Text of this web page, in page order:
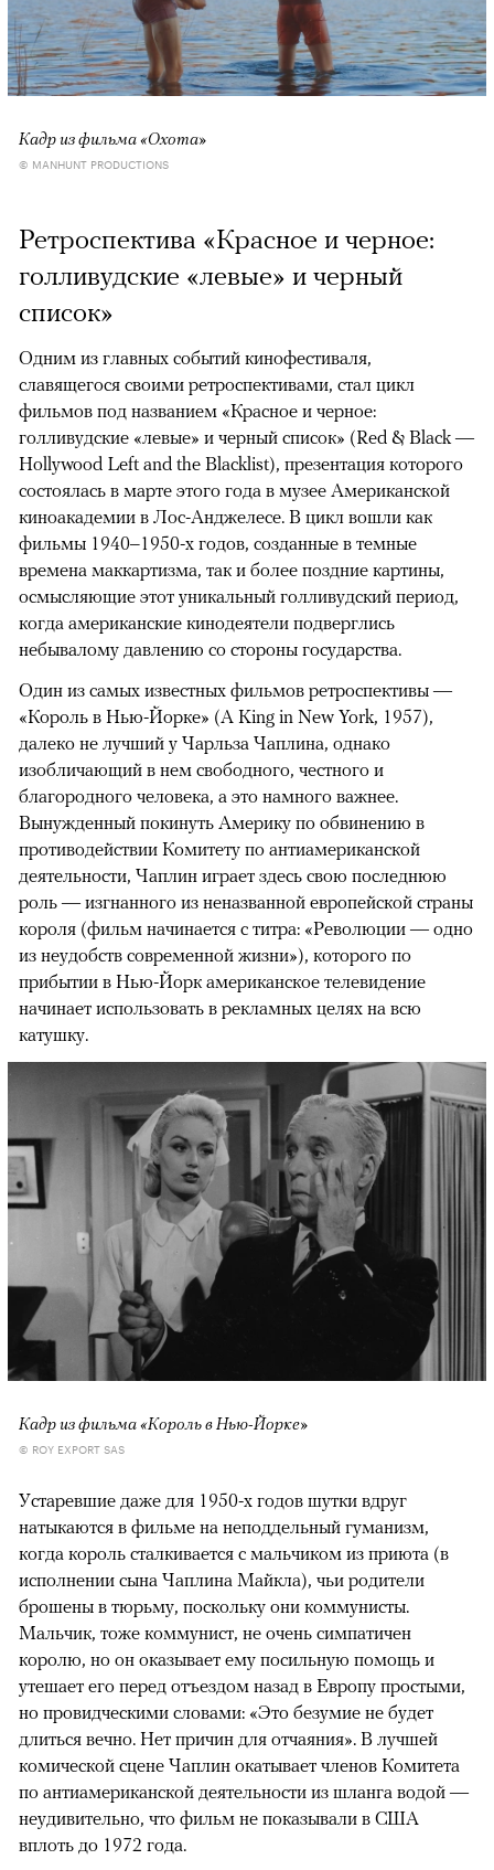
Кадр из фильма «Охота»
© MANHUNT PRODUCTIONS
Ретроспектива «Красное и черное:
голливудские «левые» и черный
список»
Одним из главных событий кинофестиваля,
славящегося своими ретроспективами, стал цикл
фильмов под названием «Красное и черное:
голливудские «левые» и черный список» (Red & Black —
Hollywood Left and the Blacklist), презентация которого
состоялась в марте этого года в музее Американской
киноакадемии в Лос-Анджелесе. В цикл вошли как
фильмы 1940–1950-х годов, созданные в темные
времена маккартизма, так и более поздние картины,
осмысляющие этот уникальный голливудский период,
когда американские кинодеятели подверглись
небывалому давлению со стороны государства.
Один из самых известных фильмов ретроспективы —
«Король в Нью-Йорке» (A King in New York, 1957),
далеко не лучший у Чарльза Чаплина, однако
изобличающий в нем свободного, честного и
благородного человека, а это намного важнее.
Вынужденный покинуть Америку по обвинению в
противодействии Комитету по антиамериканской
деятельности, Чаплин играет здесь свою последнюю
роль — изгнанного из неназванной европейской страны
короля (фильм начинается с титра: «Революции — одно
из неудобств современной жизни»), которого по
прибытии в Нью-Йорк американское телевидение
начинает использовать в рекламных целях на всю
катушку.
Кадр из фильма «Король в Нью-Йорке»
© ROY EXPORT SAS
Устаревшие даже для 1950-х годов шутки вдруг
натыкаются в фильме на неподдельный гуманизм,
когда король сталкивается с мальчиком из приюта (в
исполнении сына Чаплина Майкла), чьи родители
брошены в тюрьму, поскольку они коммунисты.
Мальчик, тоже коммунист, не очень симпатичен
королю, но он оказывает ему посильную помощь и
утешает его перед отъездом назад в Европу простыми,
но провидческими словами: «Это безумие не будет
длиться вечно. Нет причин для отчаяния». В лучшей
комической сцене Чаплин окатывает членов Комитета
по антиамериканской деятельности из шланга водой —
неудивительно, что фильм не показывали в США
вплоть до 1972 года.